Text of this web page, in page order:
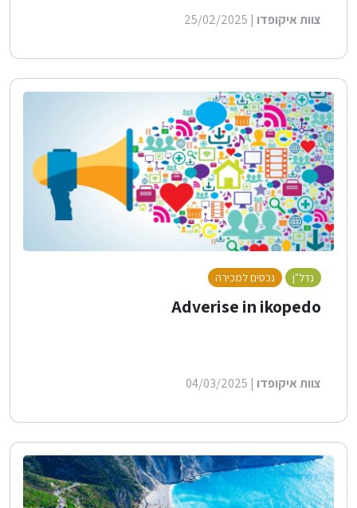
צוות איקופדו | 25/02/2025
נדל"ן נכסים למכירה
Adverise in ikopedo
צוות איקופדו | 04/03/2025